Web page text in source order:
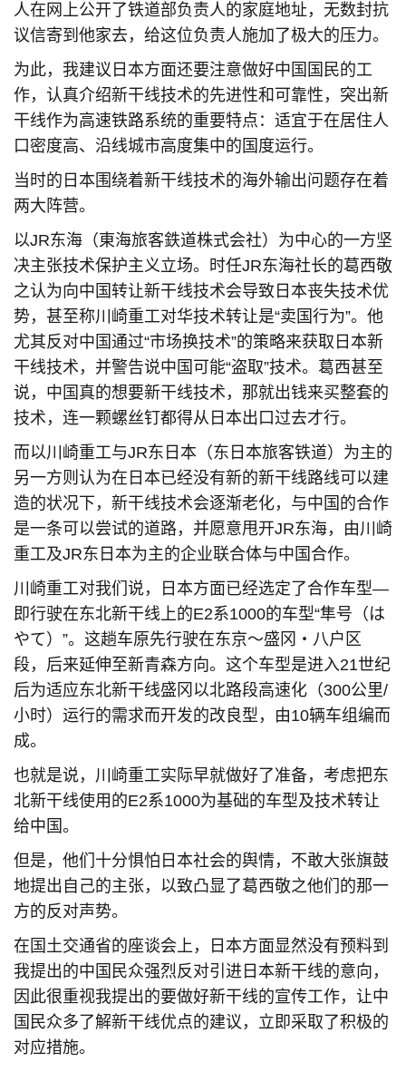
人在网上公开了铁道部负责人的家庭地址，无数封抗
议信寄到他家去，给这位负责人施加了极大的压力。
为此，我建议日本方面还要注意做好中国国民的工
作，认真介绍新干线技术的先进性和可靠性，突出新
干线作为高速铁路系统的重要特点：适宜于在居住人
口密度高、沿线城市高度集中的国度运行。
当时的日本围绕着新干线技术的海外输出问题存在着
两大阵营。
以JR东海（東海旅客鉄道株式会社）为中心的一方坚
决主张技术保护主义立场。时任JR东海社长的葛西敬
之认为向中国转让新干线技术会导致日本丧失技术优
势，甚至称川崎重工对华技术转让是“卖国行为”。他
尤其反对中国通过“市场换技术”的策略来获取日本新
干线技术，并警告说中国可能“盗取”技术。葛西甚至
说，中国真的想要新干线技术，那就出钱来买整套的
技术，连一颗螺丝钉都得从日本出口过去才行。
而以川崎重工与JR东日本（东日本旅客铁道）为主的
另一方则认为在日本已经没有新的新干线路线可以建
造的状况下，新干线技术会逐渐老化，与中国的合作
是一条可以尝试的道路，并愿意甩开JR东海，由川崎
重工及JR东日本为主的企业联合体与中国合作。
川崎重工对我们说，日本方面已经选定了合作车型—
即行驶在东北新干线上的E2系1000的车型“隼号（は
やて）”。这趟车原先行驶在东京〜盛冈・八户区
段，后来延伸至新青森方向。这个车型是进入21世纪
后为适应东北新干线盛冈以北路段高速化（300公里/
小时）运行的需求而开发的改良型，由10辆车组编而
成。
也就是说，川崎重工实际早就做好了准备，考虑把东
北新干线使用的E2系1000为基础的车型及技术转让
给中国。
但是，他们十分惧怕日本社会的舆情，不敢大张旗鼓
地提出自己的主张，以致凸显了葛西敬之他们的那一
方的反对声势。
在国土交通省的座谈会上，日本方面显然没有预料到
我提出的中国民众强烈反对引进日本新干线的意向，
因此很重视我提出的要做好新干线的宣传工作，让中
国民众多了解新干线优点的建议，立即采取了积极的
对应措施。